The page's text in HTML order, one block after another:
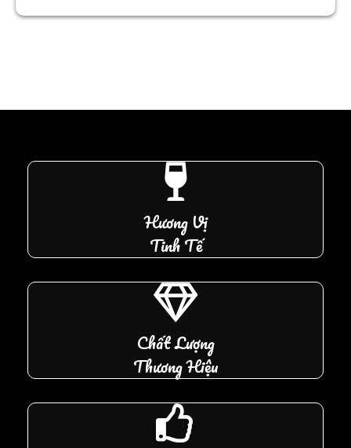
Hương Vị
Tinh Tế
Chất Lượng
Thương Hiệu